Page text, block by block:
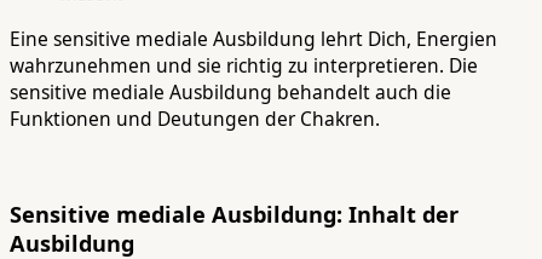
Eine sensitive mediale Ausbildung lehrt Dich, Energien
wahrzunehmen und sie richtig zu interpretieren. Die
sensitive mediale Ausbildung behandelt auch die
Funktionen und Deutungen der Chakren.
Sensitive mediale Ausbildung: Inhalt der
Ausbildung